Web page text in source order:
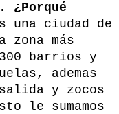
¿Porqué
una ciudad de
zona más
barrios y
ademas
y zocos
le sumamos